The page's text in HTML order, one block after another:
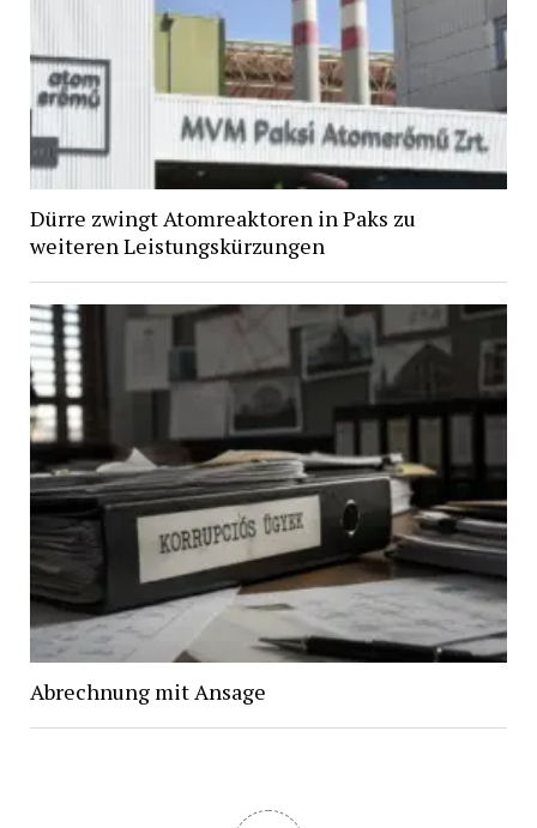
Dürre zwingt Atomreaktoren in Paks zu
weiteren Leistungskürzungen
Abrechnung mit Ansage